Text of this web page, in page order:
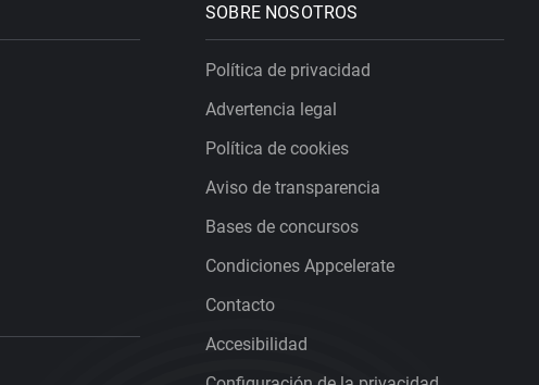
SOBRE NOSOTROS
Política de privacidad
Advertencia legal
Política de cookies
Aviso de transparencia
Bases de concursos
Condiciones Appcelerate
Contacto
Accesibilidad